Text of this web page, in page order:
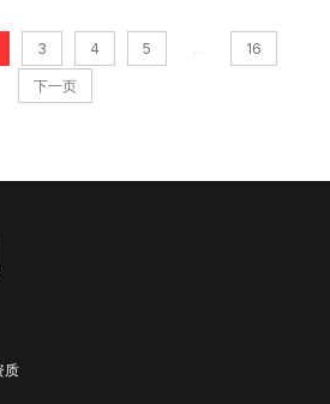
3 4 5 16
下一页
质